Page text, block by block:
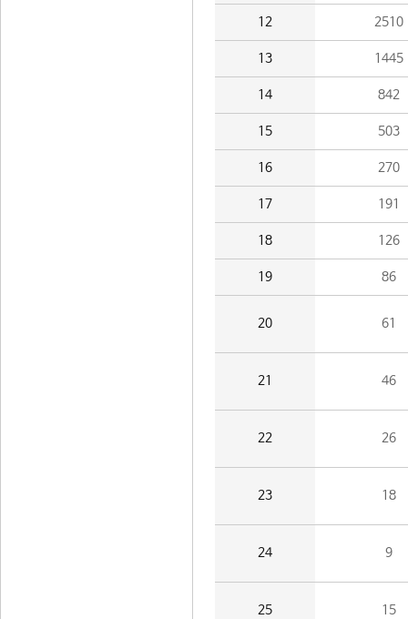
12 2510
13 1445
14 842
15 503
16 270
17 191
18 126
19 86
20 61
21 46
22 26
23 18
24 9
25 15